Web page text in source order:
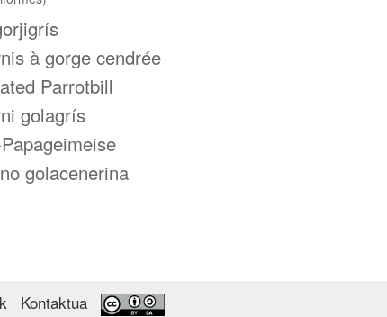
à gorge cendrée
Parrotbill
golagrís
golacenerina
Kontaktua